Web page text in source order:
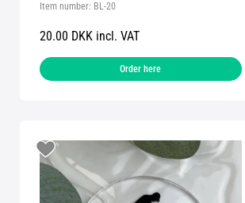
Item number: BL-20
20.00 DKK incl. VAT
Order here